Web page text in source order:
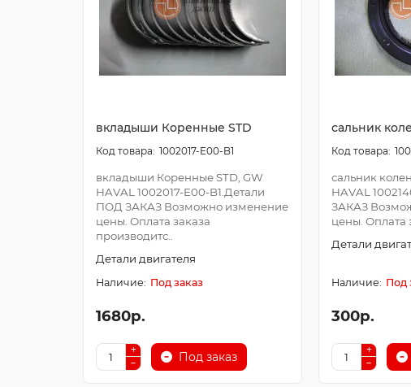
вкладыши Коренные STD
1002017-E00-B1
вкладыши Коренные STD, GW
HAVAL 1002017-E00-B1.Детали
ПОД ЗАКАЗ Возможно изменение
цены. Оплата заказа
производитс..
Детали двигателя
Под заказ
1680р.
Под заказ
сальник
сальник
HAVAL
ЗАКАЗ
цены. Оплата
Детали
Под
300р.